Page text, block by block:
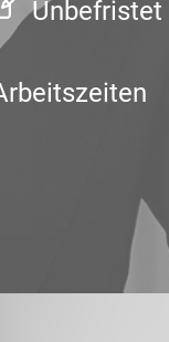
Unbefristet